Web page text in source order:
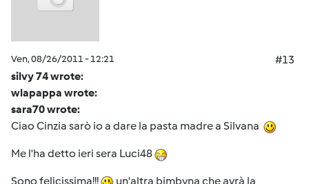
Ven, 08/26/2011 - 12:21
#13
silvy 74 wrote:
wlapappa wrote:
sara70 wrote:
Ciao Cinzia sarò io a dare la pasta madre a Silvana
Me l'ha detto ieri sera Luci48
Sono felicissima!!! un'altra bimbyna che avrà la